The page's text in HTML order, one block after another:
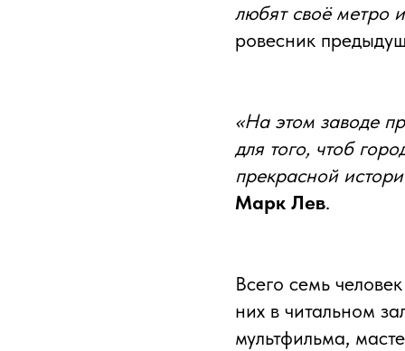
любят своё метро
ровесник
«На этом заводе
для того, чтоб
прекрасной
Марк Лев.
Всего семь
них в читальном
мультфильма,